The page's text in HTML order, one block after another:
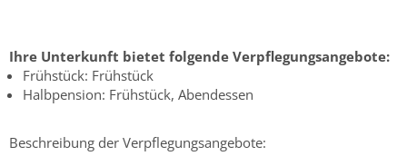
Ihre Unterkunft bietet folgende Verpflegungsangebote:
Frühstück: Frühstück
Halbpension: Frühstück, Abendessen
Beschreibung der Verpflegungsangebote: